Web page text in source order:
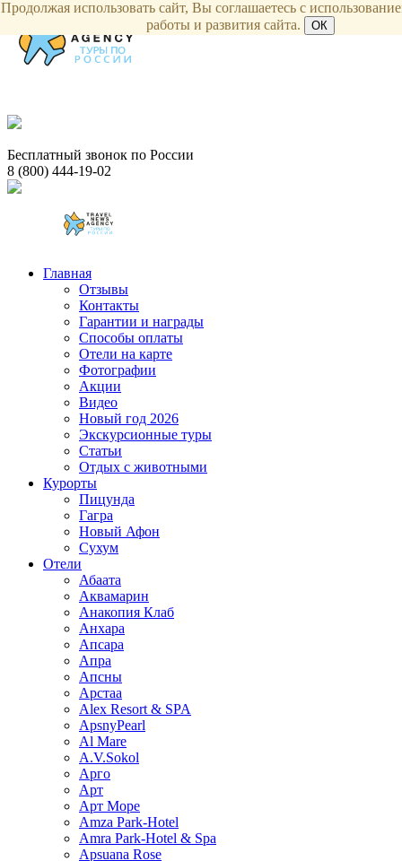
Бесплатный звонок по России
8 (800) 444-19-02
Главная
Отзывы
Контакты
Гарантии и награды
Способы оплаты
Отели на карте
Фотографии
Акции
Видео
Новый год 2026
Экскурсионные туры
Статьи
Отдых с животными
Курорты
Пицунда
Гагра
Новый Афон
Сухум
Отели
Абаата
Аквамарин
Анакопия Клаб
Анхара
Апсара
Апра
Апсны
Арстаа
Alex Resort & SPA
ApsnyPearl
Al Mare
A.V.Sokol
Арго
Арт
Арт Море
Amza Park-Hotel
Amra Park-Hotel & Spa
Apsuana Rose
Продолжая использовать сайт, Вы соглашаетесь с
работы и развития сайта.
ОК